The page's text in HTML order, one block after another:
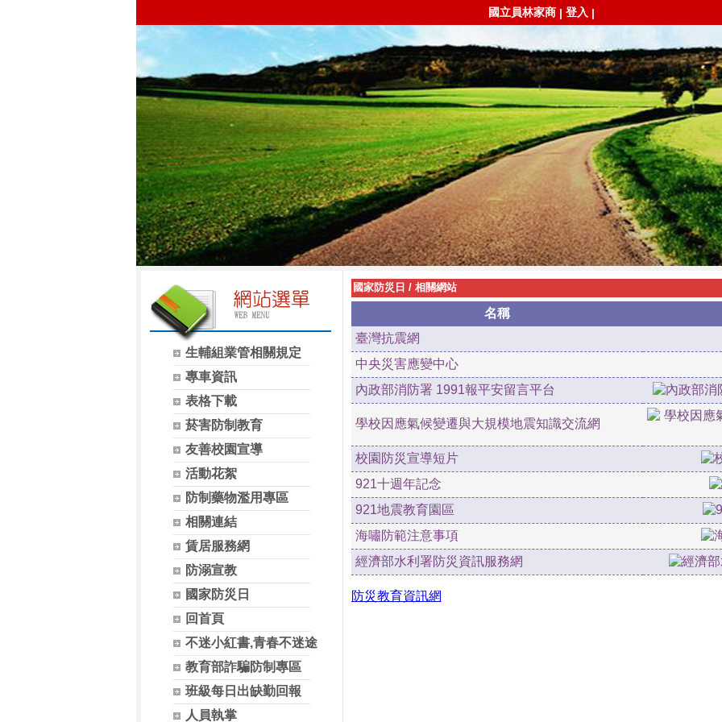
國立員林家商 | 登入 |
生輔組業管相關規定
專車資訊
表格下載
菸害防制教育
友善校園宣導
活動花絮
防制藥物濫用專區
相關連結
賃居服務網
防溺宣教
國家防災日
回首頁
不迷小紅書,青春不迷途
教育部詐騙防制專區
班級每日出缺勤回報
人員執掌
國家防災日 / 相關網站
名稱
臺灣抗震網
中央災害應變中心
內政部消防署 1991報平安留言平台
學校因應氣候變遷與大規模地震知識交流網
校園防災宣導短片
921十週年記念
921地震教育園區
海嘯防範注意事項
經濟部水利署防災資訊服務網
防災教育資訊網